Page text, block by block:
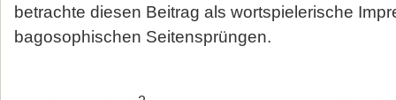
betrachte diesen Beitrag als wortspielerische
bagosophischen Seitensprüngen.